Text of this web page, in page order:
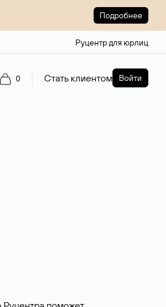
Подробнее
Руцентр для юрлиц
0 Стать клиентом Войти